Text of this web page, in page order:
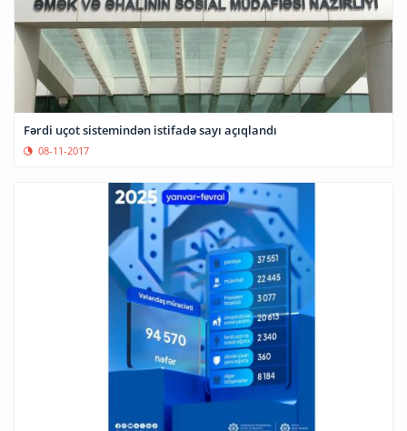
Fərdi uçot sistemindən istifadə sayı açıqlandı
08-11-2017